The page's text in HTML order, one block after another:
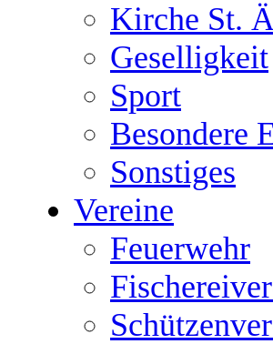
Kirche St.
Geselligkeit
Sport
Besondere
Sonstiges
Vereine
Feuerwehr